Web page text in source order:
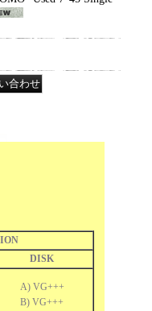
DISK
A) VG+++
B) VG+++